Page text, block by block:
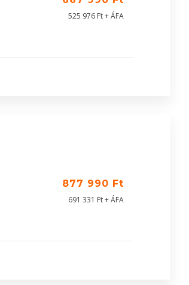
525 976 Ft + ÁFA
877 990 Ft
691 331 Ft + ÁFA